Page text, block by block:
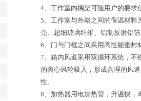
4、工作室内搁架可随用户的要求
5、工作室与外箱之间的保温材料
壳、超细玻璃纤维、铝制反射铝
6、门与门框之间采用高性能密封
7、箱内风道采用双循环系统，不
的离心风轮吸入，形成合理的风
性。
8、加热器用电加热管，升温快，